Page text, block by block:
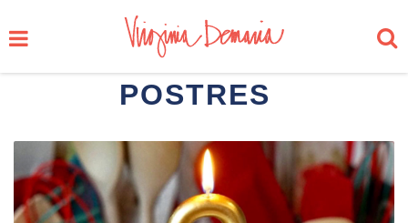
POSTRES